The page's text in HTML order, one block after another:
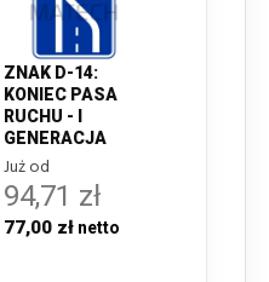
ZNAK D-14:
KONIEC PASA
RUCHU - I
GENERACJA
Już od
94,71 zł
77,00 zł